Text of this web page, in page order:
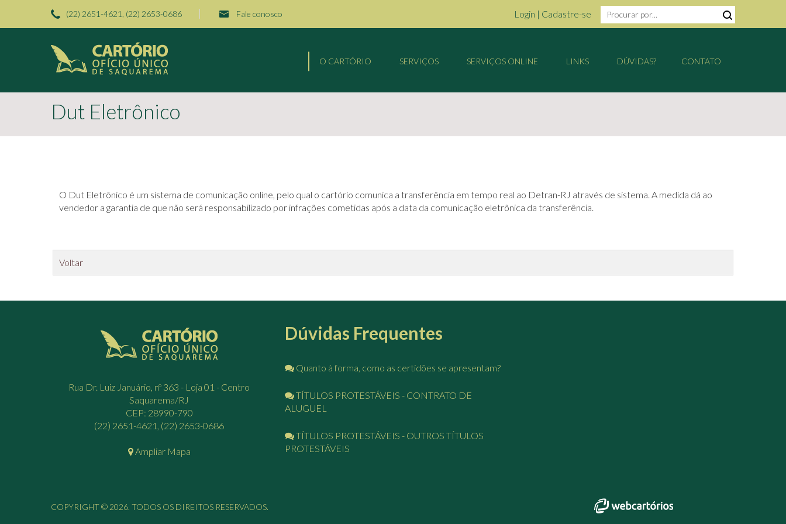
(22) 2651-4621, (22) 2653-0686 Fale conosco Login | Cadastre-se
O CARTÓRIO SERVIÇOS SERVIÇOS ONLINE LINKS DÚVIDAS? CONTATO
Dut Eletrônico
O Dut Eletrônico é um sistema de comunicação online, pelo qual o cartório comunica a transferência em tempo real ao Detran-RJ através de sistema. A medida dá ao
vendedor a garantia de que não será responsabilizado por infrações cometidas após a data da comunicação eletrônica da transferência.
Voltar
Rua Dr. Luiz Januário, nº 363 - Loja 01 - Centro
Saquarema/RJ
CEP: 28990-790
(22) 2651-4621, (22) 2653-0686
Ampliar Mapa
Dúvidas Frequentes
Quanto à forma, como as certidões se apresentam?
TÍTULOS PROTESTÁVEIS - CONTRATO DE
ALUGUEL
TÍTULOS PROTESTÁVEIS - OUTROS TÍTULOS
PROTESTÁVEIS
COPYRIGHT © 2026. TODOS OS DIREITOS RESERVADOS.